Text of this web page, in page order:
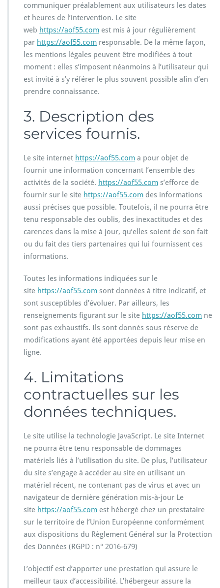
communiquer préalablement aux utilisateurs les dates
et heures de l’intervention. Le site
web https://aof55.com est mis à jour régulièrement
par https://aof55.com responsable. De la même façon,
les mentions légales peuvent être modifiées à tout
moment : elles s’imposent néanmoins à l’utilisateur qui
est invité à s’y référer le plus souvent possible afin d’en
prendre connaissance.
3. Description des
services fournis.
Le site internet https://aof55.com a pour objet de
fournir une information concernant l’ensemble des
activités de la société. https://aof55.com s’efforce de
fournir sur le site https://aof55.com des informations
aussi précises que possible. Toutefois, il ne pourra être
tenu responsable des oublis, des inexactitudes et des
carences dans la mise à jour, qu’elles soient de son fait
ou du fait des tiers partenaires qui lui fournissent ces
informations.
Toutes les informations indiquées sur le
site https://aof55.com sont données à titre indicatif, et
sont susceptibles d’évoluer. Par ailleurs, les
renseignements figurant sur le site https://aof55.com ne
sont pas exhaustifs. Ils sont donnés sous réserve de
modifications ayant été apportées depuis leur mise en
ligne.
4. Limitations
contractuelles sur les
données techniques.
Le site utilise la technologie JavaScript. Le site Internet
ne pourra être tenu responsable de dommages
matériels liés à l’utilisation du site. De plus, l’utilisateur
du site s’engage à accéder au site en utilisant un
matériel récent, ne contenant pas de virus et avec un
navigateur de dernière génération mis-à-jour Le
site https://aof55.com est hébergé chez un prestataire
sur le territoire de l’Union Européenne conformément
aux dispositions du Règlement Général sur la Protection
des Données (RGPD : n° 2016-679)
L’objectif est d’apporter une prestation qui assure le
meilleur taux d’accessibilité. L’hébergeur assure la